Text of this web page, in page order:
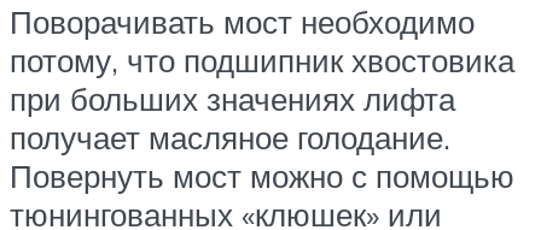
Поворачивать мост необходимо
потому, что подшипник хвостовика
при больших значениях лифта
получает масляное голодание.
Повернуть мост можно с помощью
тюнингованных «клюшек» или